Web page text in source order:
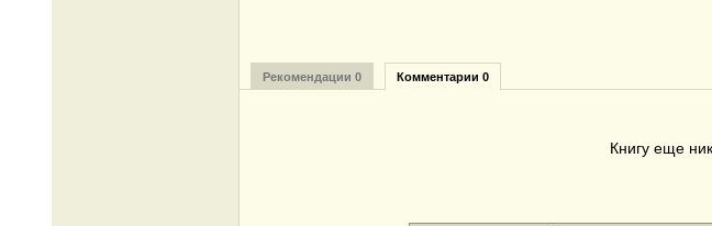
Рекомендации 0 Комментарии 0
Книгу еще